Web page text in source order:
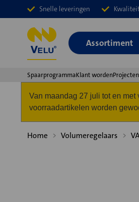
Snelle leveringen
Assortiment
SpaarprogrammaKlant wordenProjecten
Van maandag 27 juli tot en
voorraadartikelen worden
Home Volumeregelaars